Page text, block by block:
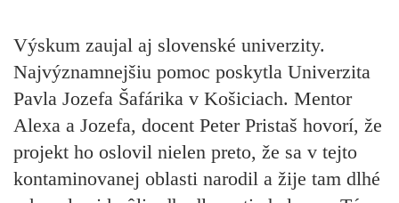
Výskum zaujal aj slovenské univerzity.
Najvýznamnejšiu pomoc poskytla Univerzita
Pavla Jozefa Šafárika v Košiciach. Mentor
Alexa a Jozefa, docent Peter Pristaš hovorí, že
projekt ho oslovil nielen preto, že sa v tejto
kontaminovanej oblasti narodil a žije tam dlhé